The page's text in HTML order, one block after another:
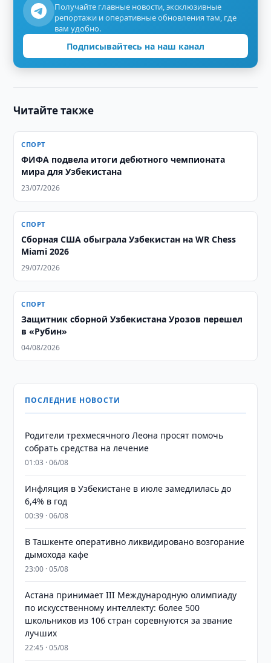
Получайте главные новости, эксклюзивные
репортажи и оперативные обновления там, где
вам удобно.
Подписывайтесь на наш канал
Читайте также
СПОРТ
ФИФА подвела итоги дебютного чемпионата
мира для Узбекистана
23/07/2026
СПОРТ
Сборная США обыграла Узбекистан на WR Chess
Miami 2026
29/07/2026
СПОРТ
Защитник сборной Узбекистана Урозов перешел
в «Рубин»
04/08/2026
ПОСЛЕДНИЕ НОВОСТИ
Родители трехмесячного Леона просят помочь
собрать средства на лечение
01:03 · 06/08
Инфляция в Узбекистане в июле замедлилась до
6,4% в год
00:39 · 06/08
В Ташкенте оперативно ликвидировано возгорание
дымохода кафе
23:00 · 05/08
Астана принимает III Международную олимпиаду
по искусственному интеллекту: более 500
школьников из 106 стран соревнуются за звание
лучших
22:45 · 05/08